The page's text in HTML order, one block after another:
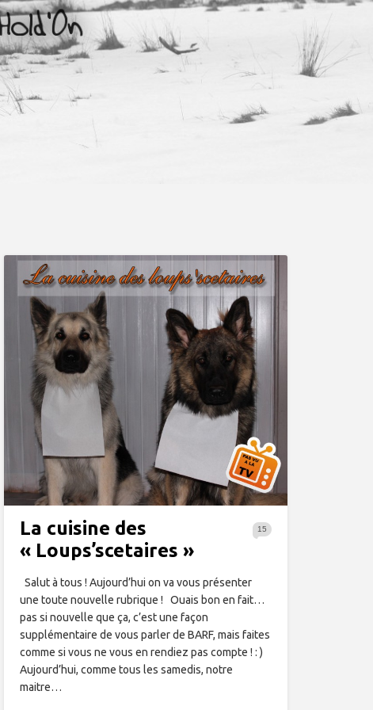
15
La cuisine des
« Loups’scetaires »
Salut à tous ! Aujourd’hui on va vous présenter
une toute nouvelle rubrique ! Ouais bon en fait…
pas si nouvelle que ça, c’est une façon
supplémentaire de vous parler de BARF, mais faites
comme si vous ne vous en rendiez pas compte ! : )
Aujourd’hui, comme tous les samedis, notre
maitre…